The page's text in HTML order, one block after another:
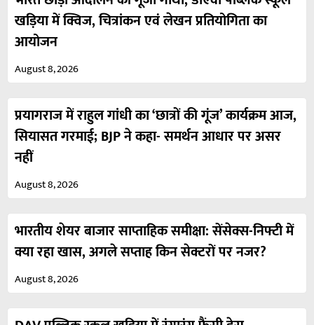
खड़िया में क्विज, चित्रांकन एवं लेखन प्रतियोगिता का
आयोजन
August 8, 2026
प्रयागराज में राहुल गांधी का ‘छात्रों की गूंज’ कार्यक्रम आज,
सियासत गरमाई; BJP ने कहा- समर्थन आधार पर असर
नहीं
August 8, 2026
भारतीय शेयर बाजार साप्ताहिक समीक्षा: सेंसेक्स-निफ्टी में
क्या रहा खास, अगले सप्ताह किन सेक्टरों पर नजर?
August 8, 2026